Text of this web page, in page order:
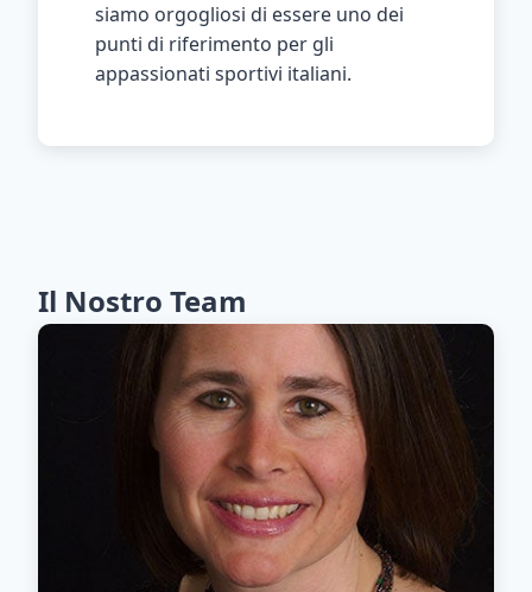
siamo orgogliosi di essere uno dei
punti di riferimento per gli
appassionati sportivi italiani.
Il Nostro Team